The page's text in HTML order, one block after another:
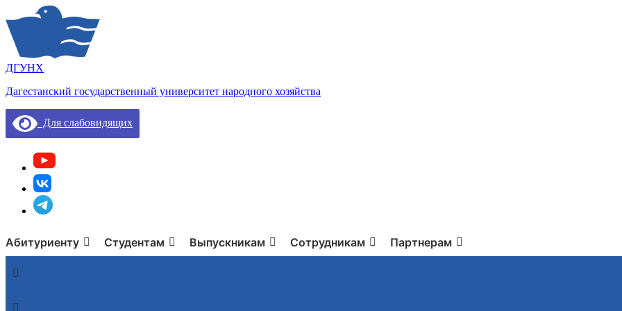
ДГУНХ
Дагестанский государственный университет народного хозяйства
Для слабовидящих
Абитуриенту Студентам Выпускникам Сотрудникам Партнерам